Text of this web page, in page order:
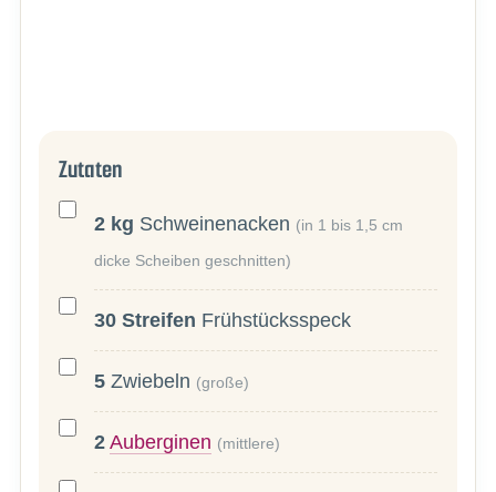
Zutaten
2 kg Schweinenacken (in 1 bis 1,5 cm
dicke Scheiben geschnitten)
30 Streifen Frühstücksspeck
5 Zwiebeln (große)
2 Auberginen (mittlere)